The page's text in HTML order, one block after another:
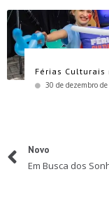
Férias Culturais
30 de dezembro
Novo